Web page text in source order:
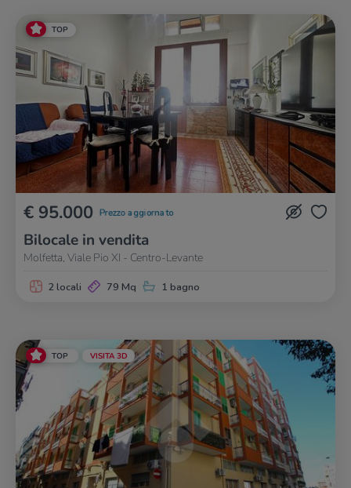
TOP
€ 95.000 Prezzo aggiornato
Bilocale in vendita
Molfetta, Viale Pio XI - Centro-Levante
2 locali 79 Mq 1 bagno
TOP VISITA 3D